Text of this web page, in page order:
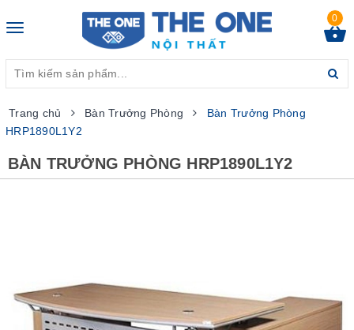
Toggle
0
Trang chủ Bàn Trưởng Phòng
Bàn Trưởng Phòng
HRP1890L1Y2
BÀN TRƯỞNG PHÒNG HRP1890L1Y2